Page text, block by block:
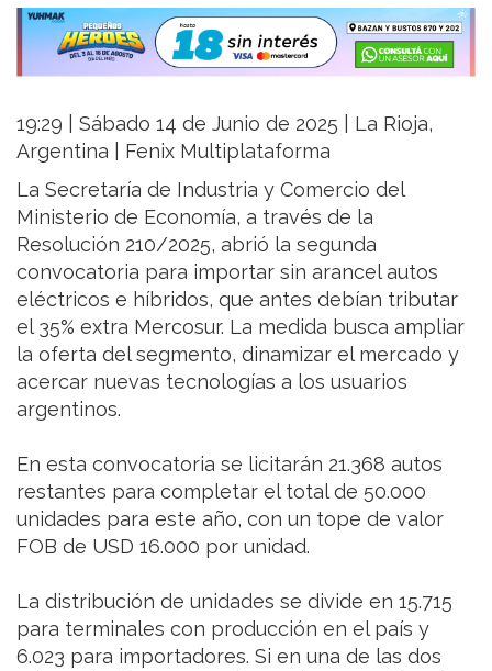
19:29 | Sábado 14 de Junio de 2025 | La Rioja,
Argentina | Fenix Multiplataforma
La Secretaría de Industria y Comercio del
Ministerio de Economía, a través de la
Resolución 210/2025, abrió la segunda
convocatoria para importar sin arancel autos
eléctricos e híbridos, que antes debían tributar
el 35% extra Mercosur. La medida busca ampliar
la oferta del segmento, dinamizar el mercado y
acercar nuevas tecnologías a los usuarios
argentinos.
En esta convocatoria se licitarán 21.368 autos
restantes para completar el total de 50.000
unidades para este año, con un tope de valor
FOB de USD 16.000 por unidad.
La distribución de unidades se divide en 15.715
para terminales con producción en el país y
6.023 para importadores. Si en una de las dos